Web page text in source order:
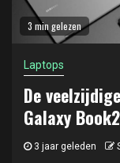
3 min gelezen
Laptops
De
Galaxy
3 jaar geleden